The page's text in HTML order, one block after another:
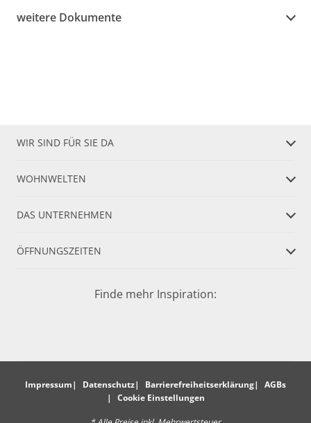
weitere Dokumente
WIR SIND FÜR SIE DA
WOHNWELTEN
DAS UNTERNEHMEN
ÖFFNUNGSZEITEN
Finde mehr Inspiration:
Impressum Datenschutz Barrierefreiheitserklärung
AGBs
Cookie Einstellungen